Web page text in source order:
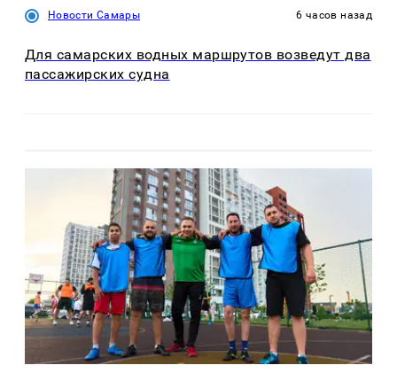
Новости Самары 6 часов назад
Для самарских водных маршрутов возведут два
пассажирских судна